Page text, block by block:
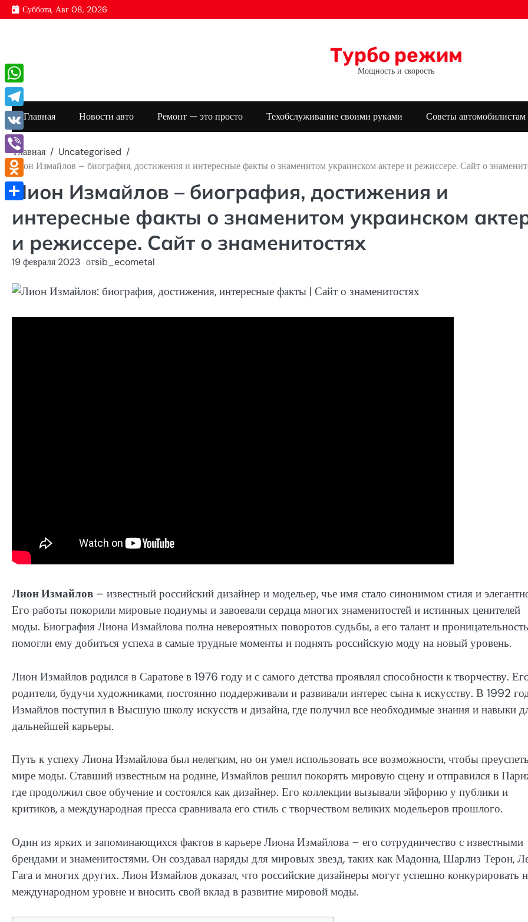
Перейти
к
Суббота, Авг 08, 2026
Турбо режим
Мощность и скорость
Главная Новости авто Ремонт — это просто Техобслуживание своими руками Советы автомобилистам
Главная
Uncategorised
Лион Измайлов – биография, достижения и интересные факты о знаменитом украинском актере и режиссере. Сайт о
Лион Измайлов – биография, достижения и
интересные факты о знаменитом украинском
и режиссере. Сайт о знаменитостях
19 февраля 2023 отsib_ecometal
Лион Измайлов – известный российский дизайнер и модельер, чье имя стало синонимом стиля и
Его работы покорили мировые подиумы и завоевали сердца многих знаменитостей и истинных ценителей
моды. Биография Лиона Измайлова полна невероятных поворотов судьбы, а его талант и проницательность
помогли ему добиться успеха в самые трудные моменты и поднять российскую моду на новый уровень.
Лион Измайлов родился в Саратове в 1976 году и с самого детства проявлял способности к творчеству.
родители, будучи художниками, постоянно поддерживали и развивали интерес сына к искусству. В 1992
Измайлов поступил в Высшую школу искусств и дизайна, где получил все необходимые знания и навыки
дальнейшей карьеры.
Путь к успеху Лиона Измайлова был нелегким, но он умел использовать все возможности, чтобы
мире моды. Ставший известным на родине, Измайлов решил покорять мировую сцену и отправился в
где продолжил свое обучение и состоялся как дизайнер. Его коллекции вызывали эйфорию у публики и
критиков, а международная пресса сравнивала его стиль с творчеством великих модельеров прошлого.
Один из ярких и запоминающихся фактов в карьере Лиона Измайлова – его сотрудничество с известными
брендами и знаменитостями. Он создавал наряды для мировых звезд, таких как Мадонна, Шарлиз Терон,
Гага и многих других. Лион Измайлов доказал, что российские дизайнеры могут успешно конкурировать
международном уровне и вносить свой вклад в развитие мировой моды.
WhatsApp
Telegram
VK
Viber
Odnoklassniki